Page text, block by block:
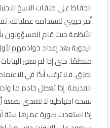
الحفاظ على ملفات النسخ
أمر حيوي لاستدامة عملياتك.
الأنظمة حيث قام المسؤولون
اليدوية بعد إعداد خوادمهم
منتظمًا. حتى إذا لم تتغير
نطاق، فلا ترغب أبدًا في
القديمة. إذا تعطل خادم ما
نسخة احتياطية لا تتعدى